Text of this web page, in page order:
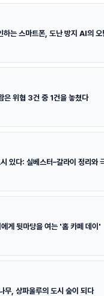
는 스마트폰, 도난 방지 AI의 오
은 위협 3건 중 1건을 놓쳤다
있다: 실베스터–갈라이 정리와
게 뒷마당을 여는 '홈 카페 데이'
무, 상파울루의 도시 숲이 되다